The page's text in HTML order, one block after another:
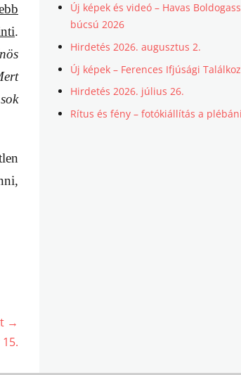
.
→
Új képek és videó – Havas
búcsú 2026
Hirdetés 2026. augusztus 2.
Új képek – Ferences Ifjúsági
Hirdetés 2026. július 26.
Rítus és fény – fotókiállítás a